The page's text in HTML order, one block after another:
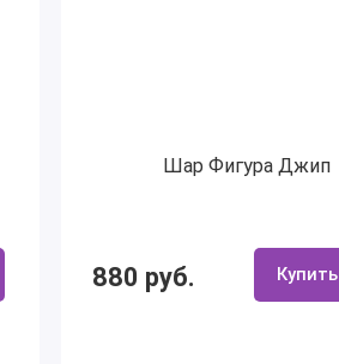
Шар Фигура Джип
880 руб. Купить